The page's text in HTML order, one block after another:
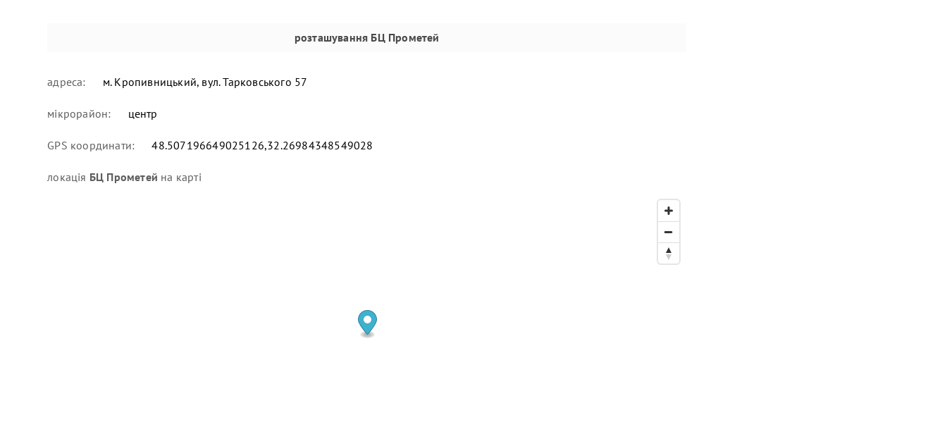
розташування БЦ Прометей
адреса: м. Кропивницький, вул. Тарковського 57
мікрорайон: центр
GPS координати: 48.507196649025126,32.26984348549028
локація БЦ Прометей на карті